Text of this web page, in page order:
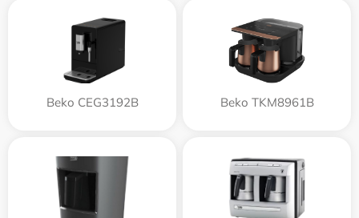
Beko CEG3192B Beko TKM8961B